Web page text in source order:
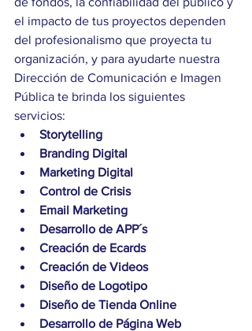
el impacto de tus proyectos dependen
del profesionalismo que proyecta tu
organización, y para ayudarte nuestra
Dirección de Comunicación e Imagen
Pública te brinda los siguientes
servicios:
Storytelling
Branding Digital
Marketing Digital
Control de Crisis
Email Marketing
Desarrollo de APP´s
Creación de Ecards
Creación de Videos
Diseño de Logotipo
Diseño de Tienda Online
Desarrollo de Página Web